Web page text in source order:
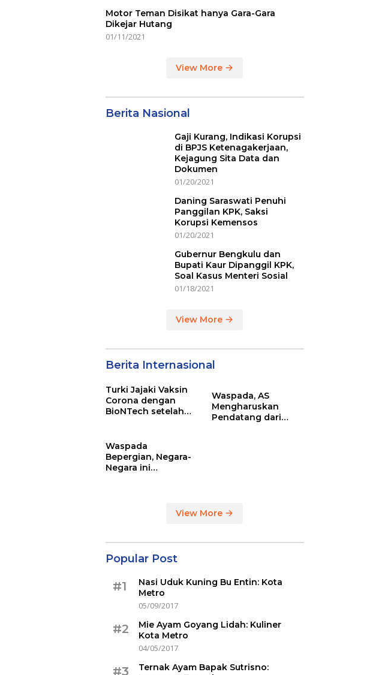
Motor Teman Disikat hanya Gara-Gara
Dikejar Hutang
01/11/2021
View More
Berita Nasional
Gaji Kurang, Indikasi Korupsi
di BPJS Ketenagakerjaan,
Kejagung Sita Data dan
Dokumen
01/20/2021
Daning Saraswati Penuhi
Panggilan KPK, Saksi
Korupsi Kemensos
01/20/2021
Gubernur Bengkulu dan
Bupati Kaur Dipanggil KPK,
Soal Kasus Menteri Sosial
01/18/2021
View More
Berita Internasional
Turki Jajaki Vaksin
Corona dengan
BioNTech setelah
Waspada, AS
Mengharuskan
Pendatang dari
Waspada
Bepergian, Negara-
Negara ini
View More
Popular Post
#1
Nasi Uduk Kuning Bu Entin: Kota
Metro
05/09/2017
#2
Mie Ayam Goyang Lidah: Kuliner
Kota Metro
04/05/2017
#3
Ternak Ayam Bapak Sutrisno: